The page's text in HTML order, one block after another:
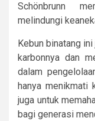
Schönbrunn
melindungi
Kebun binatang
karbonnya dan
dalam
hanya menikmati
juga untuk
bagi generasi